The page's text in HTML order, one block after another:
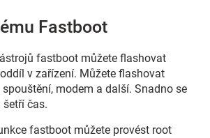
Fastboot
fastboot můžete flashovat
v zařízení. Můžete flashovat
spouštění, modem a další. Snadno se
čas.
fastboot můžete provést root